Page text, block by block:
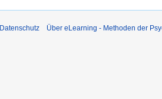
Datenschutz Über eLearning - Methoden der